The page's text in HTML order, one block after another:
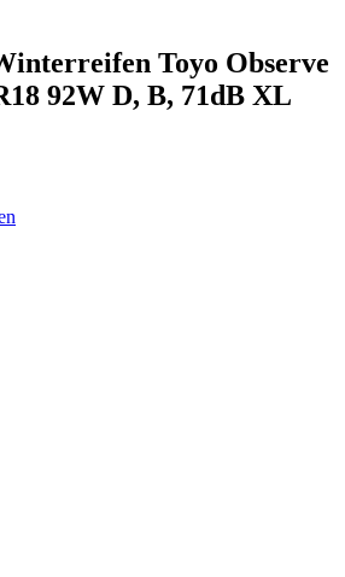
Toyo Observe
92W D, B, 71dB XL